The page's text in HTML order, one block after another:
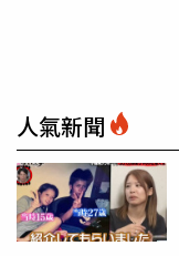
人氣新聞